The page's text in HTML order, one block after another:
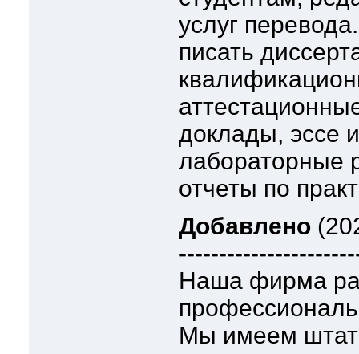
услуг
писать
доклады, эссе
лабораторные
отчеты по
Добавлено
Наша фирма
Мы имеем штат